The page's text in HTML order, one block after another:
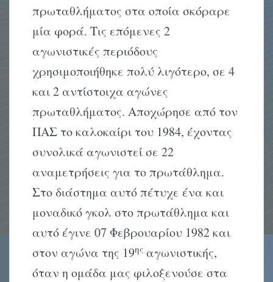
πρωταθλήματος στα οποία σκόραρε
μία φορά. Τις επόμενες 2
αγωνιστικές περιόδους
χρησιμοποιήθηκε πολύ λιγότερο, σε 4
και 2 αντίστοιχα αγώνες
πρωταθλήματος. Αποχώρησε από τον
ΠΑΣ το καλοκαίρι του 1984, έχοντας
συνολικά αγωνιστεί σε 22
αναμετρήσεις για το πρωτάθλημα.
Στο διάστημα αυτό πέτυχε ένα και
μοναδικό γκολ στο πρωτάθλημα και
αυτό έγινε 07 Φεβρουαρίου 1982 και
στον αγώνα της 19ης αγωνιστικής,
όταν η ομάδα μας φιλοξενούσε στα